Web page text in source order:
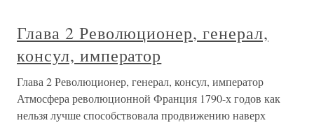
Глава 2 Революционер, генерал,
консул, император
Глава 2 Революционер, генерал, консул, император
Атмосфера революционной Франция 1790-х годов как
нельзя лучше способствовала продвижению наверх